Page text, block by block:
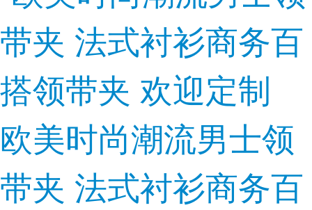
欧美时尚潮流男士领
带夹 法式衬衫商务百